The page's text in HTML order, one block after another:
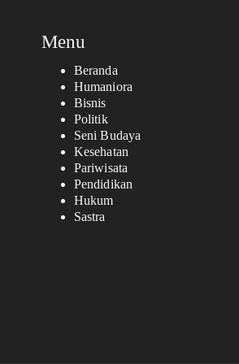
Menu
Beranda
Humaniora
Bisnis
Politik
Seni Budaya
Kesehatan
Pariwisata
Pendidikan
Hukum
Sastra